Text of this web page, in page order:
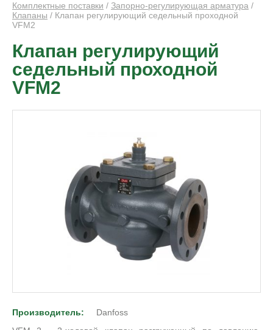
Комплектные поставки / Запорно-регулирующая арматура /
Клапаны / Клапан регулирующий седельный проходной
VFM2
Клапан регулирующий
седельный проходной
VFM2
Производитель:
Danfoss